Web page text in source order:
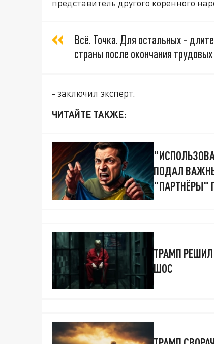
представитель другого коренного
Всё. Точка. Для остальных -
страны после окончания
- заключил эксперт.
ЧИТАЙТЕ ТАКЖЕ:
ПОДАЛ
"ПАРТНЁРЫ"
ТРАМП
ШОС